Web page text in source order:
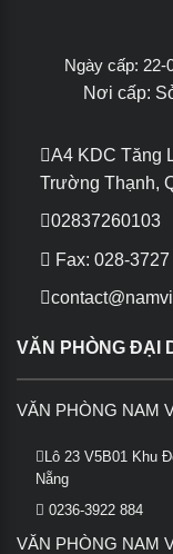
Ngày cấp: 22-
Nơi cấp:
A4 KDC Tăng
Trường Thạnh,
02837260103
Fax: 028-
VĂN PHÒNG ĐẠI
VĂN PHÒNG NAM
Lô 23 V5B01 Khu
Nẵng
0236-3922 884
VĂN PHÒNG NAM